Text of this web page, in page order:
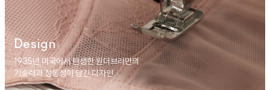
Design
1935년 미국에서 탄생한 원더브라만의
기술력과 정통성이 담긴 디자인